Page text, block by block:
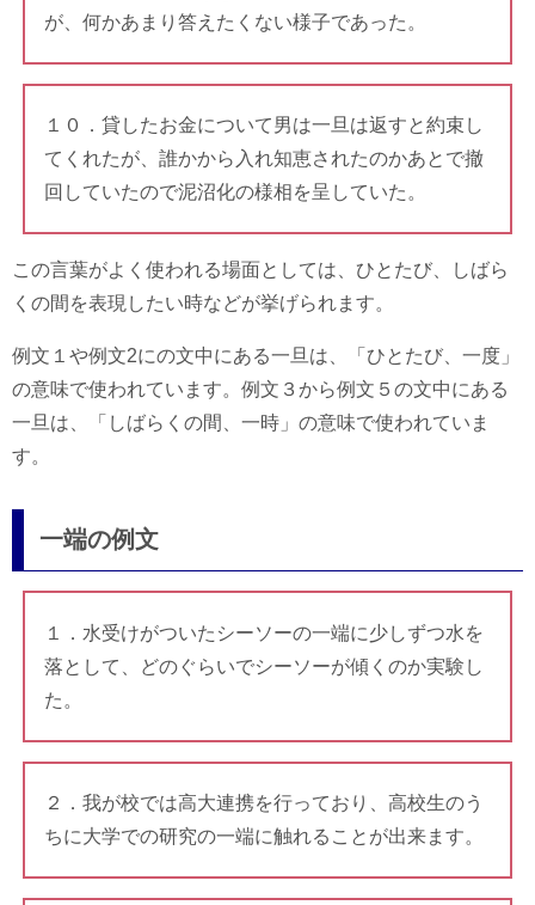
が、何かあまり答えたくない様子であった。
１０．貸したお金について男は一旦は返すと約束し
てくれたが、誰かから入れ知恵されたのかあとで撤
回していたので泥沼化の様相を呈していた。
この言葉がよく使われる場面としては、ひとたび、しばら
くの間を表現したい時などが挙げられます。
例文１や例文2にの文中にある一旦は、「ひとたび、一度」
の意味で使われています。例文３から例文５の文中にある
一旦は、「しばらくの間、一時」の意味で使われていま
す。
一端の例文
１．水受けがついたシーソーの一端に少しずつ水を
落として、どのぐらいでシーソーが傾くのか実験し
た。
２．我が校では高大連携を行っており、高校生のう
ちに大学での研究の一端に触れることが出来ます。